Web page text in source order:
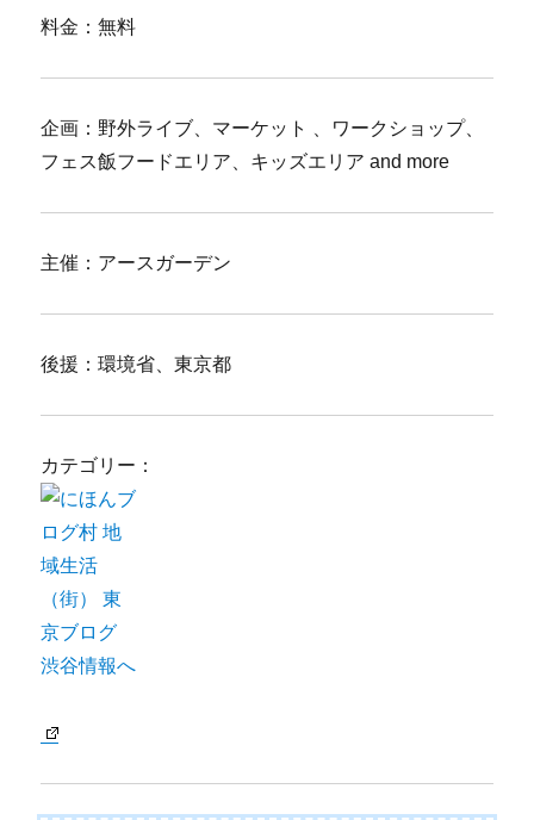
料金：無料
企画：野外ライブ、マーケット 、ワークショップ、
フェス飯フードエリア、キッズエリア and more
主催：アースガーデン
後援：環境省、東京都
カテゴリー：